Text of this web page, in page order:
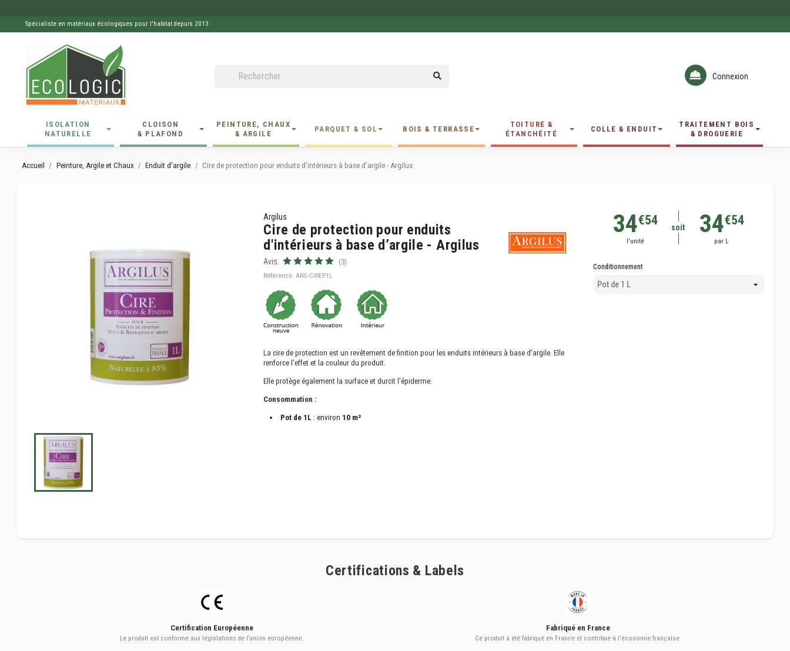
Spécialiste en matériaux écologiques pour l'habitat depuis 2013
Connexion
ISOLATION
NATURELLE
CLOISON
& PLAFOND
PEINTURE, CHAUX
& ARGILE
PARQUET & SOL BOIS & TERRASSE
TOITURE &
ÉTANCHÉITÉ
COLLE & ENDUIT
TRAITEMENT BOIS
& DROGUERIE
Accueil Peinture, Argile et Chaux Enduit d'argile Cire de protection pour enduits d'intérieurs à base d’argile - Argilus
Argilus
Cire de protection pour enduits
d'intérieurs à base d’argile - Argilus
Avis: (3)
Référence: ARG-CIREP1L
La cire de protection est un revêtement de finition pour les enduits intérieurs à base d’argile. Elle
renforce l’effet et la couleur du produit.
Elle protège également la surface et durcit l’épiderme.
Consommation :
Pot de 1L : environ 10 m²
soit
34€54
l'unité
34€54
par L
Conditionnement
Certifications & Labels
Certification Européenne
Le produit est conforme aux législations de l’union européenne.
Fabriqué en France
Ce produit a été fabriqué en France et contribue à l'économie française.